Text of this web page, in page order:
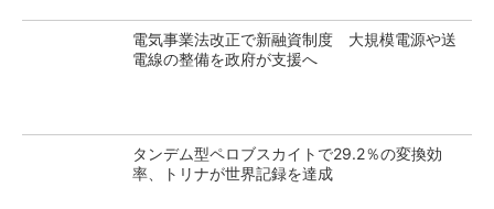
電気事業法改正で新融資制度 大規模電源や送
電線の整備を政府が支援へ
タンデム型ペロブスカイトで29.2％の変換効
率、トリナが世界記録を達成